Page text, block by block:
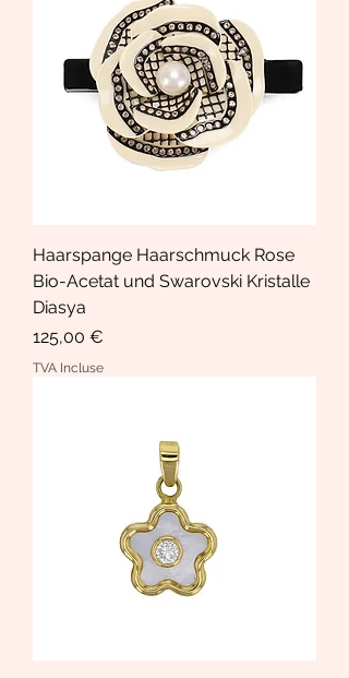
Haarspange Haarschmuck Rose
Bio-Acetat und Swarovski Kristalle
Diasya
Prix
125,00 €
TVA Incluse